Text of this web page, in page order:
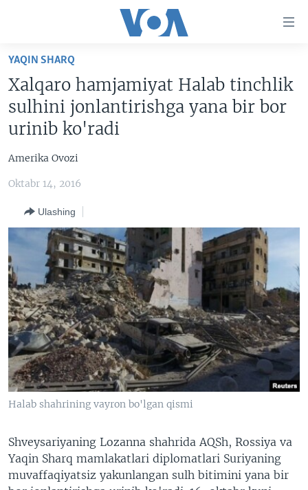
Boshiga
qayting
Qidiruvga
o'ting
AMERIKA
MARKAZIY OSIYO
AMERIKA MANZARALARI
XALQARO HAYOT
VASHINGTON CHOYXONASI
MOBIL-SALOM!
VIDEO
XABARLAR SURATLARDA
IJTIMOIY TARMOQLAR
FACEBOOK
YOUTUBE
INSTAGRAM
ODNOKLASSNIKI
TELEGRAM
TWITTER
SOUNDCLOUD
INGLIZ TILI DARSLARI
EDITORIAL
Learning English
VOA
YAQIN SHARQ
Xalqaro hamjamiyat Halab tinchlik
sulhini jonlantirishga yana bir bor
urinib ko'radi
Amerika Ovozi
Oktabr 14, 2016
Ulashing
Halab shahrining vayron bo'lgan qismi
Shveysariyaning Lozanna shahrida AQSh, Rossiya va
Yaqin Sharq mamlakatlari diplomatlari Suriyaning
muvaffaqiyatsiz yakunlangan sulh bitimini yana bir